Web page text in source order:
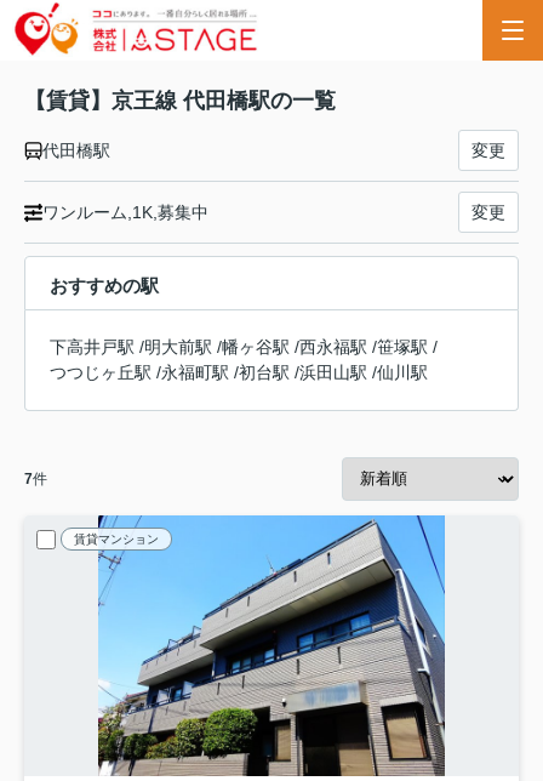
【賃貸】京王線 代田橋駅の一覧
代田橋駅 変更
ワンルーム,1K,募集中 変更
おすすめの駅
下高井戸駅 /明大前駅 /幡ヶ谷駅 /西永福駅 /笹塚駅 /
つつじヶ丘駅 /永福町駅 /初台駅 /浜田山駅 /仙川駅
7件
賃貸マンション